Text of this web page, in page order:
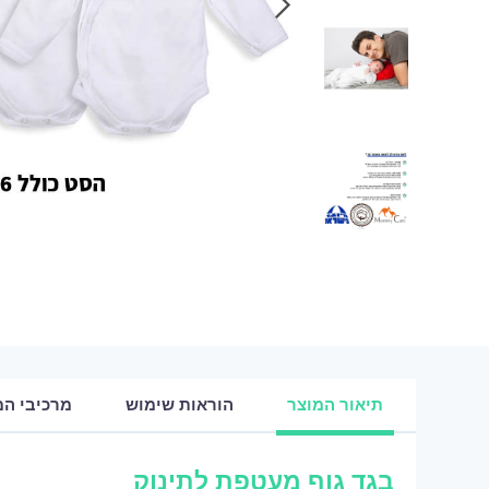
תיאור המוצר הוראות שימוש מרכיבי
בגד גוף מעטפת לתינוק